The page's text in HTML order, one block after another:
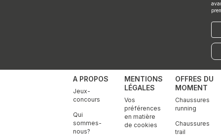
A PROPOS
Jeux-
concours
Qui
sommes-
nous?
MENTIONS
LÉGALES
Vos
préférences
en matière
de cookies
OFFRES DU
MOMENT
Chaussures
running
Chaussures
trail